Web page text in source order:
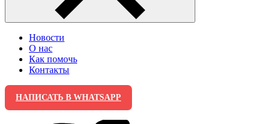
Новости
О нас
Как помочь
Контакты
НАПИСАТЬ В WHATSAPP